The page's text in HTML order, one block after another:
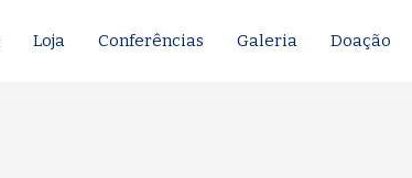
Loja Conferências Galeria Doação